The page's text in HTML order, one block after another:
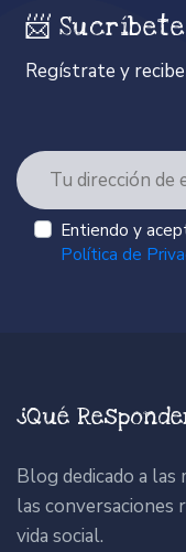
📨
Regístrate y
Entiendo y
Política de
¿Qué
Blog dedicado a
las conversaciones
vida social.